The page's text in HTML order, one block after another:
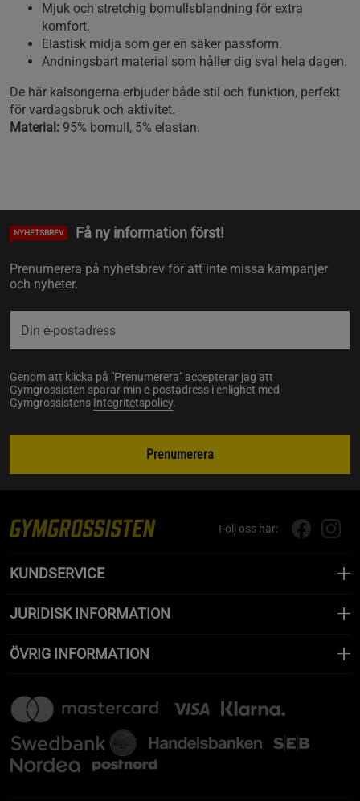
Mjuk och stretchig bomullsblandning för extra
komfort.
Elastisk midja som ger en säker passform.
Andningsbart material som håller dig sval hela dagen.
De här kalsongerna erbjuder både stil och funktion, perfekt
för vardagsbruk och aktivitet.
Material: 95% bomull, 5% elastan.
NYHETSBREV Få ny information först!
Prenumerera på nyhetsbrev för att inte missa kampanjer
och nyheter.
Genom att klicka på "Prenumerera" accepterar jag att
Gymgrossisten sparar min e-postadress i enlighet med
Gymgrossistens Integritetspolicy.
Prenumerera
Följ oss här:
KUNDSERVICE
JURIDISK INFORMATION
ÖVRIG INFORMATION